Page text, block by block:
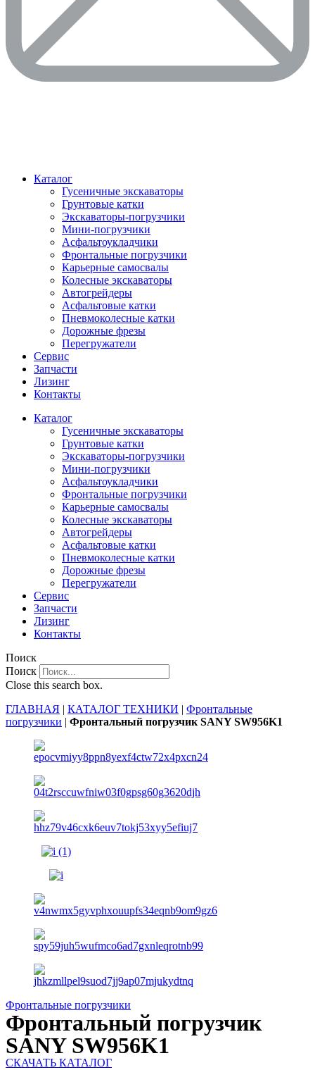
Каталог
Гусеничные экскаваторы
Грунтовые катки
Экскаваторы-погрузчики
Мини-погрузчики
Асфальтоукладчики
Фронтальные погрузчики
Карьерные самосвалы
Колесные экскаваторы
Автогрейдеры
Асфальтовые катки
Пневмоколесные катки
Дорожные фрезы
Перегружатели
Сервис
Запчасти
Лизинг
Контакты
Каталог
Гусеничные экскаваторы
Грунтовые катки
Экскаваторы-погрузчики
Мини-погрузчики
Асфальтоукладчики
Фронтальные погрузчики
Карьерные самосвалы
Колесные экскаваторы
Автогрейдеры
Асфальтовые катки
Пневмоколесные катки
Дорожные фрезы
Перегружатели
Сервис
Запчасти
Лизинг
Контакты
Поиск
Поиск
Close this search box.
ГЛАВНАЯ | КАТАЛОГ ТЕХНИКИ | Фронтальные
погрузчики | Фронтальный погрузчик SANY SW956K1
Фронтальные погрузчики
Фронтальный погрузчик
SANY SW956K1
СКАЧАТЬ КАТАЛОГ